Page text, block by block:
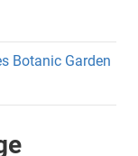
Botanic Garden